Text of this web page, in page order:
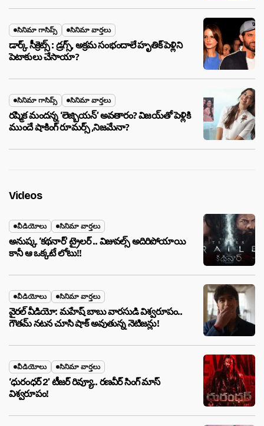
సినిమా గాసిప్స్ సినిమా వార్తలు
డార్క్ సీక్రెట్స్ : డ్రగ్స్, అక్రమ సంభందాలే హృతిక్ పెళ్లిని
పెటాకులు చేసాయా?
సినిమా గాసిప్స్ సినిమా వార్తలు
రష్మిక మందన్న ‘లెజ్బియన్’ అవతారం? విజయ్‌తో పెళ్లికి
ముందే షాకింగ్ రూమర్స్ ,నిజమేనా?
Videos
వీడియోలు సినిమా వార్తలు
అనుష్క ‘కథనార్’ ట్రైలర్ .. విజువల్స్ అదిరిపోయాయి
కానీ ఆ ఒక్కటే లోటు!!
వీడియోలు సినిమా వార్తలు
వైరల్ వీడియో: మహేష్ బాబు వారసుడి విశ్వరూపం..
గౌతమ్ నటన చూసి షాక్ అవుతున్న నెటిజన్లు!
వీడియోలు సినిమా వార్తలు
‘ధురంధర్ 2’ టీజర్ రివ్యూ.. రణవీర్ సింగ్ మాస్
విశ్వరూపం!